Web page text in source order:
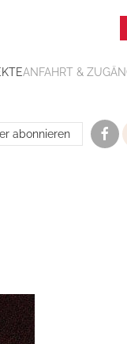
ANFAHRT &
abonnieren